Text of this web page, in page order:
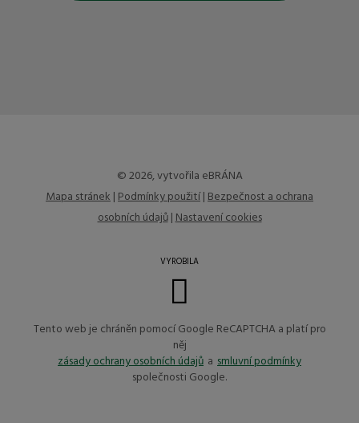
© 2026, vytvořila eBRÁNA
Mapa stránek|Podmínky použití|Bezpečnost a ochrana
osobních údajů|Nastavení cookies
VYROBILA
Tento web je chráněn pomocí Google ReCAPTCHA a platí pro
něj
zásady ochrany osobních údajů a smluvní podmínky
společnosti Google.